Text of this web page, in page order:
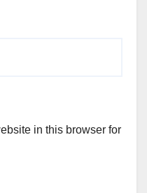
in this browser for